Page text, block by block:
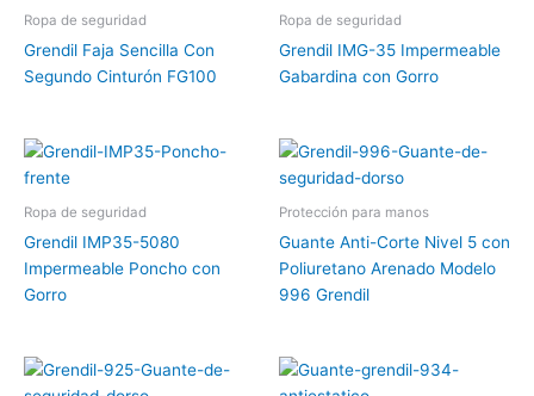
Ropa de seguridad
Grendil Faja Sencilla Con
Segundo Cinturón FG100
Ropa de seguridad
Grendil IMG-35 Impermeable
Gabardina con Gorro
Ropa de seguridad
Grendil IMP35-5080
Impermeable Poncho con
Gorro
Protección para manos
Guante Anti-Corte Nivel 5 con
Poliuretano Arenado Modelo
996 Grendil